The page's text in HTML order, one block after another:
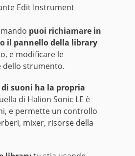
Edit Instrument
puoi richiamare in
il pannello della library
e modificare le
dello strumento.
suoni ha la propria
di Halion Sonic LE è
e permette un controllo
mixer, risorse della